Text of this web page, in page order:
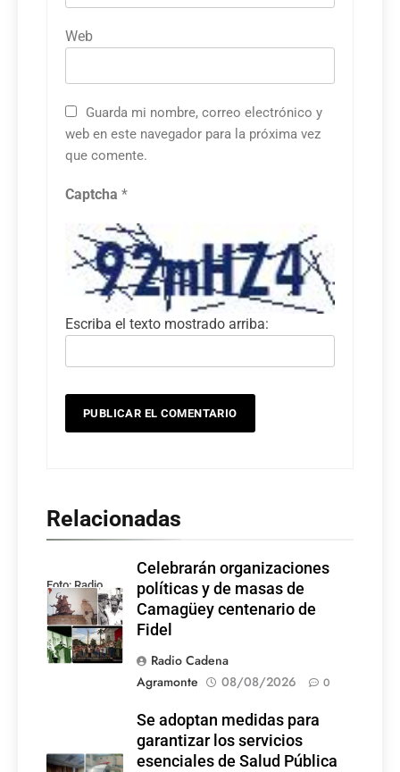
Web
Guarda mi nombre, correo electrónico y
web en este navegador para la próxima vez
que comente.
Captcha *
Escriba el texto mostrado arriba:
Relacionadas
Foto: Radio
Rebelde
Celebrarán organizaciones
políticas y de masas de
Camagüey centenario de
Fidel
Radio Cadena
Agramonte
08/08/2026 0
Se adoptan medidas para
garantizar los servicios
esenciales de Salud Pública